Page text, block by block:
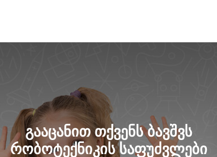
ᲒᲐᲐᲪᲐᲜᲘᲗ ᲗᲥᲕᲔᲜᲡ ᲑᲐᲕᲨᲕᲡ
ᲠᲝᲑᲝᲢᲔᲥᲜᲘᲙᲘᲡ ᲡᲐᲤᲣᲫᲕᲚᲔᲑᲘ
ROBBO CLUB ᲗᲑᲘᲚᲘᲡᲘ,
ᲡᲐᲑᲣᲠᲗᲐᲚᲝ, ᲞᲔᲙᲘᲜᲘᲡ ᲒᲐᲛᲖ. 34